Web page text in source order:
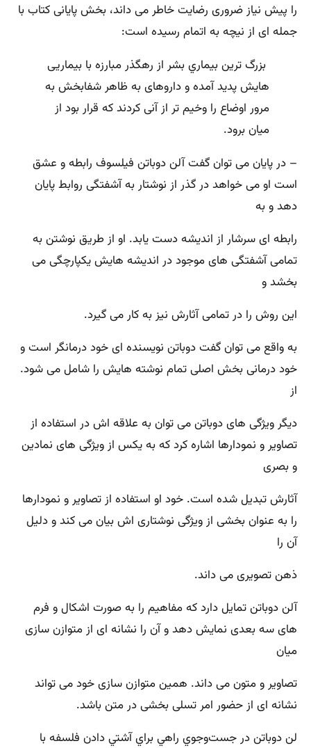
را پيش نياز ضروری رضايت خاطر می ‌داند، بخش پايانی كتاب با
جمله ‌ای از نيچه به اتمام رسيده است‌:
بزرگ‌ ترين بيماري بشر از رهگذر مبارزه با بيماريی
هايش پديد آمده و داروهای به ظاهر شفابخش به
مرور اوضاع را وخيم ‌تر از آنی كردند كه قرار بود از
ميان برود.
– در پايان می ‌توان گفت آلن دوباتن فيلسوف رابطه و عشق
است او می خواهد در گذر از نوشتار به آشفتگی روابط پايان
دهد و به
رابطه‌ ای سرشار از انديشه دست يابد. او از طريق نوشتن به
تمامی آشفتگی های موجود در انديشه‌ هايش يكپارچگی می
‌بخشد و
اين روش را در تمامی آثارش نيز به كار می گيرد.
به واقع می ‌توان گفت دوباتن نويسنده‌ ای خود درمانگر است و
خود درمانی بخش اصلی تمام نوشته ‌هايش را شامل می شود.
از
ديگر ويژگی ‌های دوباتن می ‌توان به علاقه ‌اش در استفاده از
تصاوير و نمودارها اشاره كرد كه به یکس از ويژگی های نمادين
و بصری
آثارش تبديل شده است‌. خود او استفاده از تصاوير و نمودارها
را به عنوان بخشی از ويژگی نوشتاری اش بيان می كند و دليل
آن را
ذهن تصويری می ‌داند.
آلن دوباتن تمايل دارد كه مفاهيم را به صورت اشكال و فرم‌
های سه بعدی نمايش دهد و آن را نشانه ‌ای از متوازن ‌سازی
ميان
تصاوير و متون می ‌داند. همين متوازن ‌سازی خود می ‌تواند
نشانه‌ ای از حضور امر تسلی ‌بخشی در متن باشد.
لن دوباتن در جست‌وجوي راهي براي آشتي دادن فلسفه با